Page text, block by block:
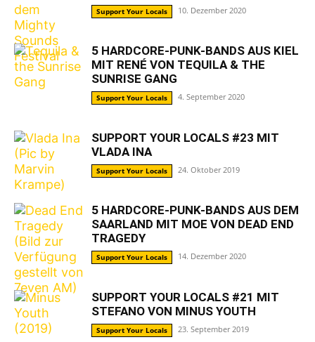
Support Your Locals 10. Dezember 2020
5 HARDCORE-PUNK-BANDS AUS KIEL
MIT RENÉ VON TEQUILA & THE
SUNRISE GANG
Support Your Locals 4. September 2020
SUPPORT YOUR LOCALS #23 MIT
VLADA INA
Support Your Locals 24. Oktober 2019
5 HARDCORE-PUNK-BANDS AUS DEM
SAARLAND MIT MOE VON DEAD END
TRAGEDY
Support Your Locals 14. Dezember 2020
SUPPORT YOUR LOCALS #21 MIT
STEFANO VON MINUS YOUTH
Support Your Locals 23. September 2019